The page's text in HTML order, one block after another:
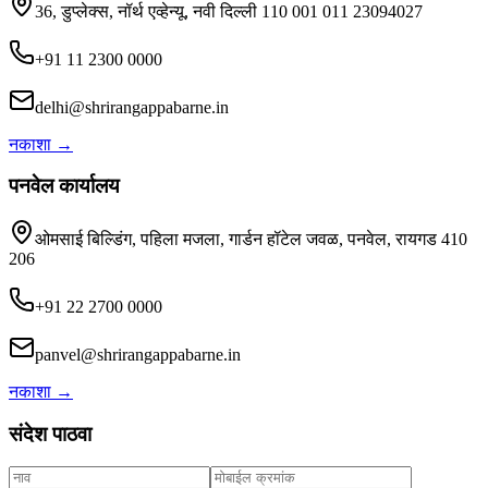
36, डुप्लेक्स, नॉर्थ एव्हेन्यू, नवी दिल्ली 110 001 011 23094027
+91 11 2300 0000
delhi@shrirangappabarne.in
नकाशा →
पनवेल कार्यालय
ओमसाई बिल्डिंग, पहिला मजला, गार्डन हॉटेल जवळ, पनवेल, रायगड 410
206
+91 22 2700 0000
panvel@shrirangappabarne.in
नकाशा →
संदेश पाठवा